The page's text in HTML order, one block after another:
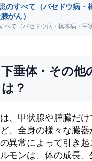
のすべて（バセドウ病・
がん）
垂体・その他
？
、甲状腺や膵臓だ
、全身の様々な臓
異常によって引き起
モンは、体の成長